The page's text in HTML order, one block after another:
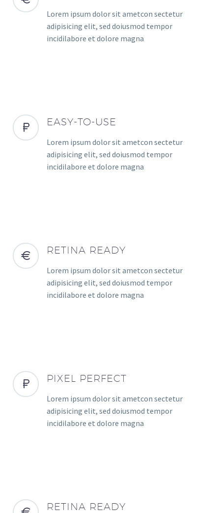
Lorem ipsum dolor sit ametcon sectetur
adipisicing elit, sed doiusmod tempor
incidilabore et dolore magna
EASY-TO-USE
Lorem ipsum dolor sit ametcon sectetur
adipisicing elit, sed doiusmod tempor
incidilabore et dolore magna
RETINA READY
Lorem ipsum dolor sit ametcon sectetur
adipisicing elit, sed doiusmod tempor
incidilabore et dolore magna
PIXEL PERFECT
Lorem ipsum dolor sit ametcon sectetur
adipisicing elit, sed doiusmod tempor
incidilabore et dolore magna
RETINA READY